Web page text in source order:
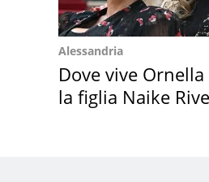
Alessandria
Dove vive
la figlia Naike